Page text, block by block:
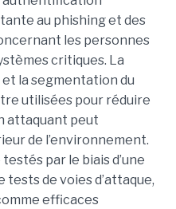
au phishing et des
les personnes
critiques. La
la segmentation du
utilisées pour réduire
attaquant peut
de l’environnement.
par le biais d’une
tests de voies d’attaque,
efficaces